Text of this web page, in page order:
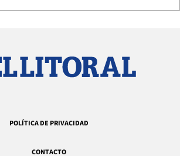
POLÍTICA DE PRIVACIDAD
CONTACTO